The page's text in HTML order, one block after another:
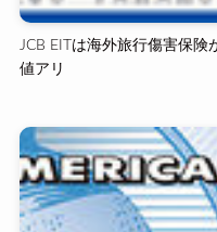
JCB EITは海外旅行傷害保
値アリ